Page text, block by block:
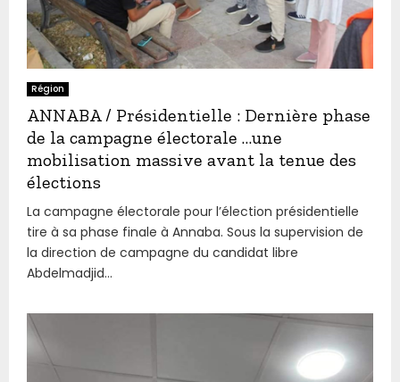
Région
ANNABA / Présidentielle : Dernière phase
de la campagne électorale …une
mobilisation massive avant la tenue des
élections
La campagne électorale pour l’élection présidentielle
tire à sa phase finale à Annaba. Sous la supervision de
la direction de campagne du candidat libre
Abdelmadjid...